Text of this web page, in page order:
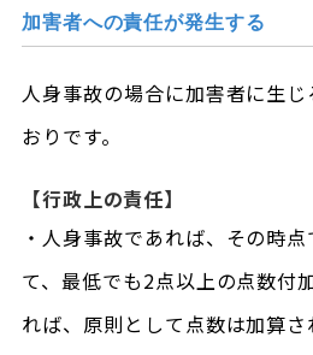
加害者への責任が発生する
人身事故の場合に加害者に生
おりです。
【行政上の責任】
・人身事故であれば、その時
て、最低でも2点以上の点数
れば、原則として点数は加算さ